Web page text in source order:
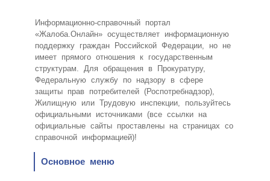
Информационно-справочный портал
«Жалоба.Онлайн» осуществляет информационную
поддержку граждан Российской Федерации, но не
имеет прямого отношения к государственным
структурам. Для обращения в Прокуратуру,
Федеральную службу по надзору в сфере
защиты прав потребителей (Роспотребнадзор),
Жилищную или Трудовую инспекции, пользуйтесь
официальными источниками (все ссылки на
официальные сайты проставлены на страницах со
справочной информацией)!
Основное меню